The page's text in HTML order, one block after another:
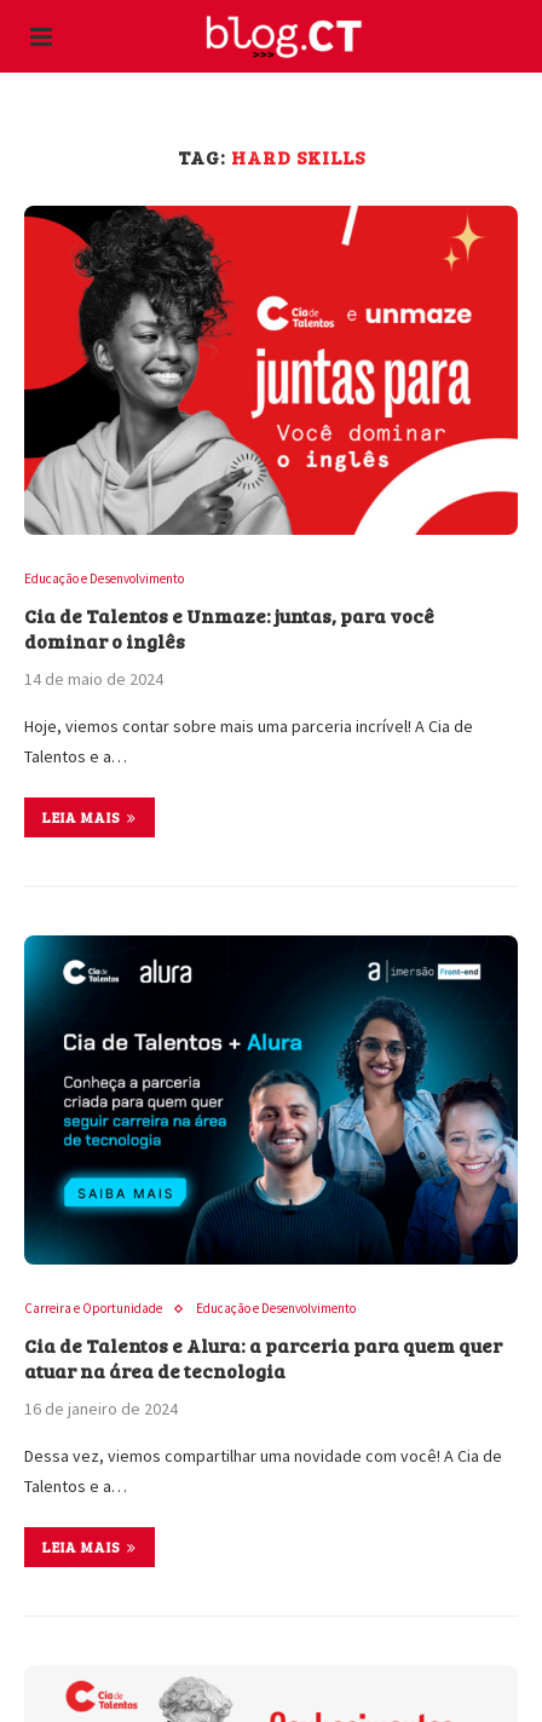
TAG: HARD SKILLS
Educação e Desenvolvimento
Cia de Talentos e Unmaze: juntas, para você
dominar o inglês
14 de maio de 2024
Hoje, viemos contar sobre mais uma parceria incrível! A Cia de
Talentos e a…
LEIA MAIS
Carreira e Oportunidade Educação e Desenvolvimento
Cia de Talentos e Alura: a parceria para quem quer
atuar na área de tecnologia
16 de janeiro de 2024
Dessa vez, viemos compartilhar uma novidade com você! A Cia de
Talentos e a…
LEIA MAIS